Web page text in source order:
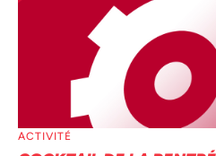
ACTIVITÉ